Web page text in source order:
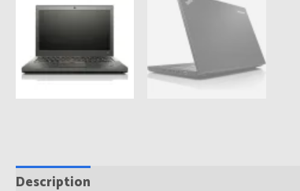
Description